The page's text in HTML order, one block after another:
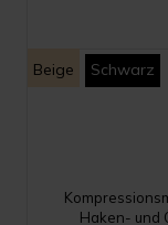
Beige Schwarz
Haken- und